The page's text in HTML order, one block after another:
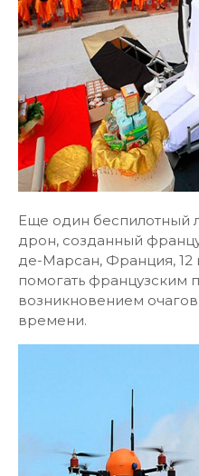
Еще один беспилотный
дрон, созданный
де-Марсан, Франция, 12
помогать французским
возникновением
времени.